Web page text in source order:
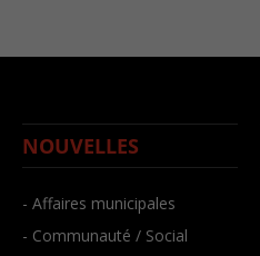
NOUVELLES
- Affaires municipales
- Communauté / Social